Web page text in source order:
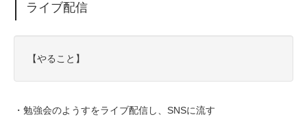
ライブ配信
【やること】
・勉強会のようすをライブ配信し、SNSに流す